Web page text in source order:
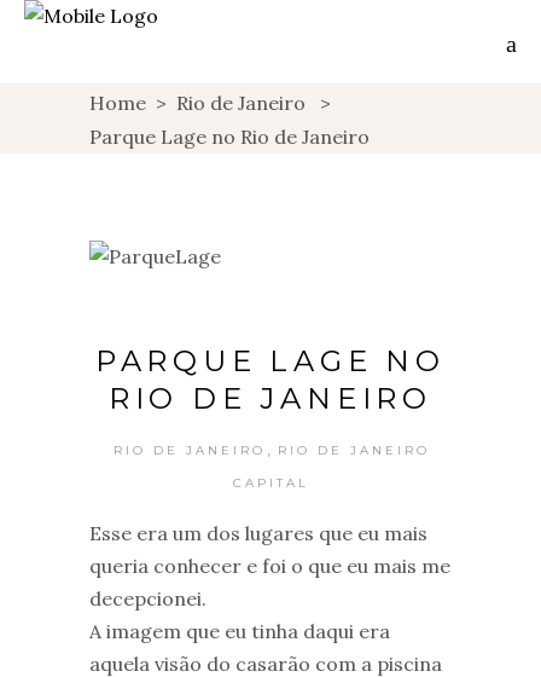
Home > Rio de Janeiro
>
Parque Lage no Rio de Janeiro
PARQUE LAGE NO
RIO DE JANEIRO
RIO DE JANEIRO RIO DE JANEIRO
CAPITAL
Esse era um dos lugares que eu mais
queria conhecer e foi o que eu mais me
decepcionei.
A imagem que eu tinha daqui era
aquela visão do casarão com a piscina